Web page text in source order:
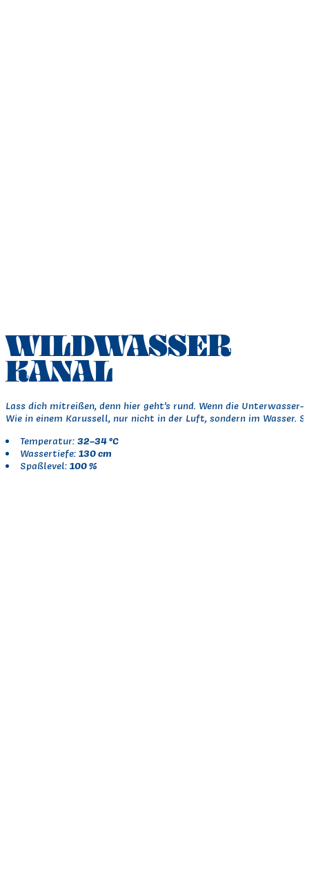
WILDWASSER
KANAL
Lass dich mitreißen, denn hier geht’s rund. Wenn die
Wie in einem Karussell, nur nicht in der Luft, sondern im
Temperatur: 32–34 °C
Wassertiefe: 130 cm
Spaßlevel: 100 %